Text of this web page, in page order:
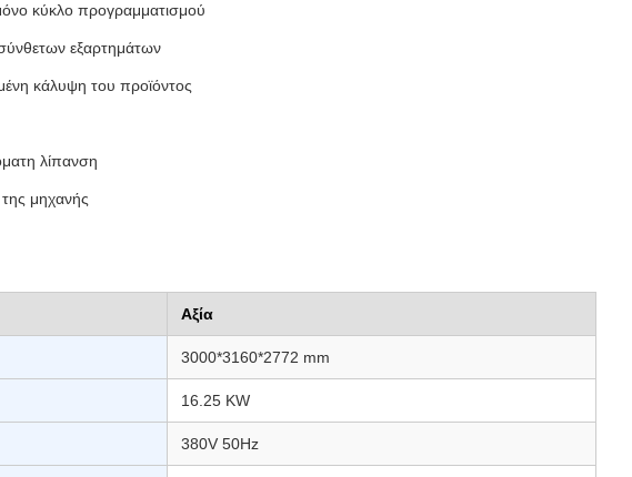
κύκλο προγραμματισμού
εξαρτημάτων
κάλυψη του προϊόντος
λίπανση
μηχανής
Αξία
3000*3160*2772 mm
16.25 KW
380V 50Hz